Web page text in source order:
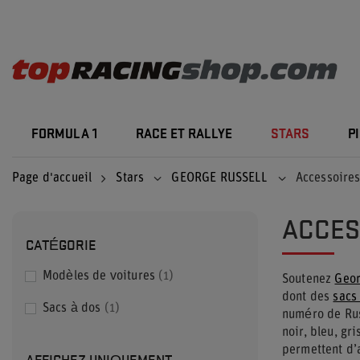
FORMULA 1 RACE ET RALLYE STARS
Page d'accueil Stars GEORGE RUSSELL
CATÉGORIE
Modèles de voitures 1
Sacs à dos 1
Soutenez
dont des
numéro de
noir, bleu,
permettent